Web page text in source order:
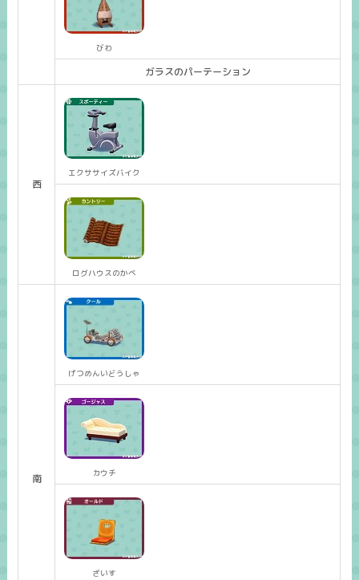
びわ
ガラスのパーテーション
西
エクササイズバイク
ログハウスのかべ
南
げつめんいどうしゃ
カウチ
ざいす